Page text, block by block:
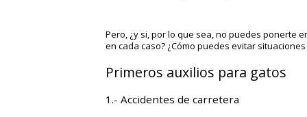
Pero, ¿y si, por lo que sea, no puedes ponerte
en cada caso? ¿Cómo puedes evitar
Primeros auxilios para gatos
1.- Accidentes de carretera